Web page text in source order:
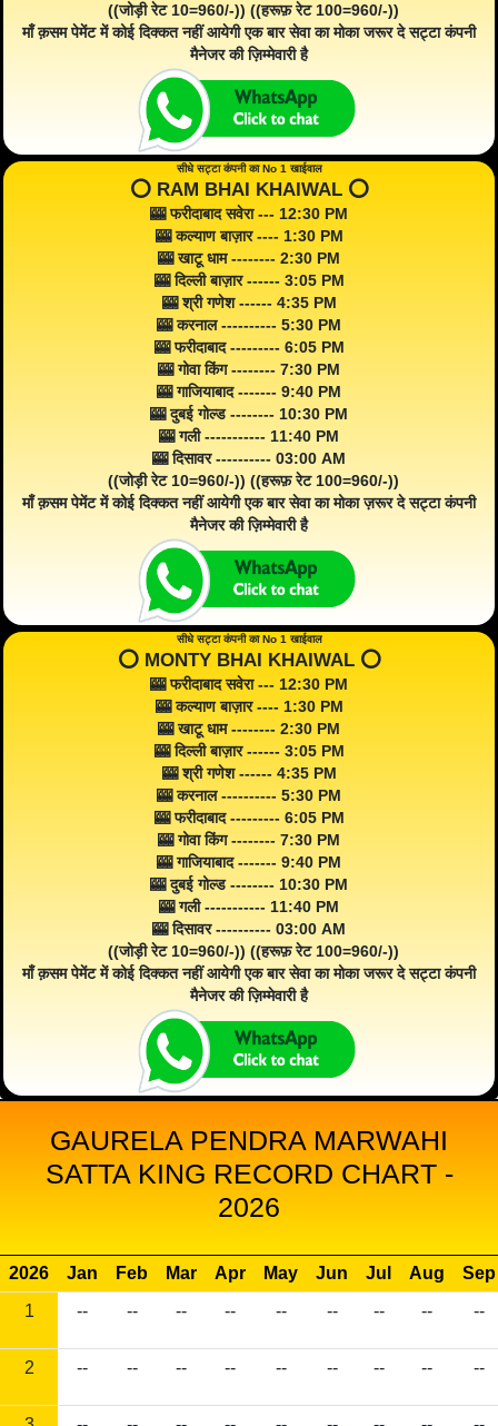
((जोड़ी रेट 10=960/-)) ((हरूफ़ रेट 100=960/-))
माँ क़सम पेमेंट में कोई दिक्कत नहीं आयेगी एक बार सेवा का मोका जरूर दे सट्टा कंपनी
मैनेजर की ज़िम्मेवारी है
सीधे सट्टा कंपनी का No 1 खाईवाल
⭕️ RAM BHAI KHAIWAL ⭕️
🎰 फरीदाबाद सवेरा --- 12:30 PM
🎰 कल्याण बाज़ार ---- 1:30 PM
🎰 खाटू धाम -------- 2:30 PM
🎰 दिल्ली बाज़ार ------ 3:05 PM
🎰 श्री गणेश ------ 4:35 PM
🎰 करनाल ---------- 5:30 PM
🎰 फरीदाबाद --------- 6:05 PM
🎰 गोवा किंग -------- 7:30 PM
🎰 गाजियाबाद ------- 9:40 PM
🎰 दुबई गोल्ड -------- 10:30 PM
🎰 गली ----------- 11:40 PM
🎰 दिसावर ---------- 03:00 AM
((जोड़ी रेट 10=960/-)) ((हरूफ़ रेट 100=960/-))
माँ क़सम पेमेंट में कोई दिक्कत नहीं आयेगी एक बार सेवा का मोका ज़रूर दे सट्टा कंपनी
मैनेजर की ज़िम्मेवारी है
सीधे सट्टा कंपनी का No 1 खाईवाल
⭕️ MONTY BHAI KHAIWAL ⭕️
🎰 फरीदाबाद सवेरा --- 12:30 PM
🎰 कल्याण बाज़ार ---- 1:30 PM
🎰 खाटू धाम -------- 2:30 PM
🎰 दिल्ली बाज़ार ------ 3:05 PM
🎰 श्री गणेश ------ 4:35 PM
🎰 करनाल ---------- 5:30 PM
🎰 फरीदाबाद --------- 6:05 PM
🎰 गोवा किंग -------- 7:30 PM
🎰 गाजियाबाद ------- 9:40 PM
🎰 दुबई गोल्ड -------- 10:30 PM
🎰 गली ----------- 11:40 PM
🎰 दिसावर ---------- 03:00 AM
((जोड़ी रेट 10=960/-)) ((हरूफ़ रेट 100=960/-))
माँ क़सम पेमेंट में कोई दिक्कत नहीं आयेगी एक बार सेवा का मोका जरूर दे सट्टा कंपनी
मैनेजर की ज़िम्मेवारी है
GAURELA PENDRA MARWAHI
SATTA KING RECORD CHART -
2026
2026 Jan Feb Mar Apr May Jun Jul Aug
Sep
1
-- -- -- -- -- -- -- -- --
2 -- -- -- -- -- -- -- -- --